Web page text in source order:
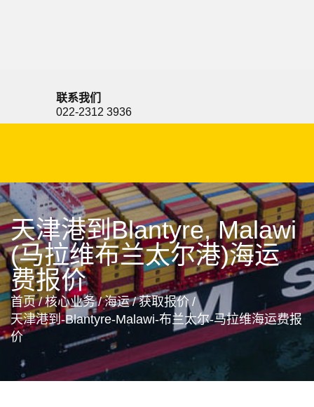
联系我们
022-2312 3936
天津港到Blantyre, Malawi
(马拉维布兰太尔港)海运
费报价
首页 / 核心业务 / 海运 / 获取报价 /
天津港到-Blantyre-Malawi-布兰太尔-马拉维海运费报
价